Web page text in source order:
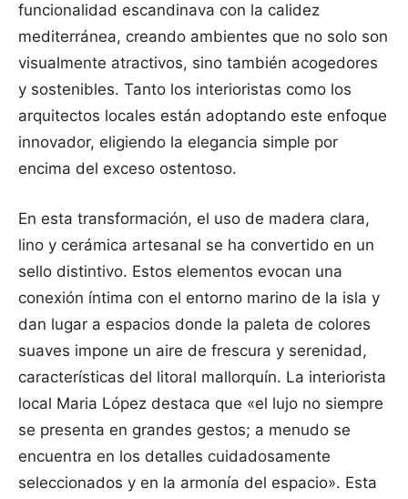
funcionalidad escandinava con la calidez
mediterránea, creando ambientes que no solo son
visualmente atractivos, sino también acogedores
y sostenibles. Tanto los interioristas como los
arquitectos locales están adoptando este enfoque
innovador, eligiendo la elegancia simple por
encima del exceso ostentoso.
En esta transformación, el uso de madera clara,
lino y cerámica artesanal se ha convertido en un
sello distintivo. Estos elementos evocan una
conexión íntima con el entorno marino de la isla y
dan lugar a espacios donde la paleta de colores
suaves impone un aire de frescura y serenidad,
características del litoral mallorquín. La interiorista
local Maria López destaca que «el lujo no siempre
se presenta en grandes gestos; a menudo se
encuentra en los detalles cuidadosamente
seleccionados y en la armonía del espacio». Esta